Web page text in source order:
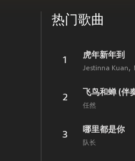
热门歌曲
1
虎年新年到
Jestinna Kuan
2
飞鸟和蝉 (伴
任然
3
哪里都是你
队长